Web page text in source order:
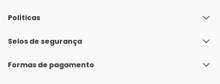
Quem Somos
Nossas lojas
Políticas
Política de Envio
Políticas de Trocas e Devoluções
Selos de segurança
Formas de pagamento